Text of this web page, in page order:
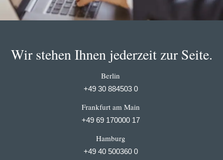
Wir stehen Ihnen jederzeit zur Seite.
Berlin
+49 30 884503 0
Frankfurt am Main
+49 69 170000 17
Hamburg
+49 40 500360 0